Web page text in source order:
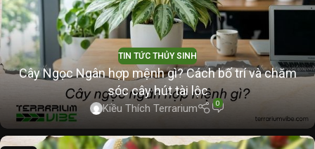
TIN TỨC THỦY SINH
Cây Ngọc Ngân hợp mệnh gì? Cách bố trí và chăm
sóc cây hút tài lộc
Kiều Thích Terrarium 0